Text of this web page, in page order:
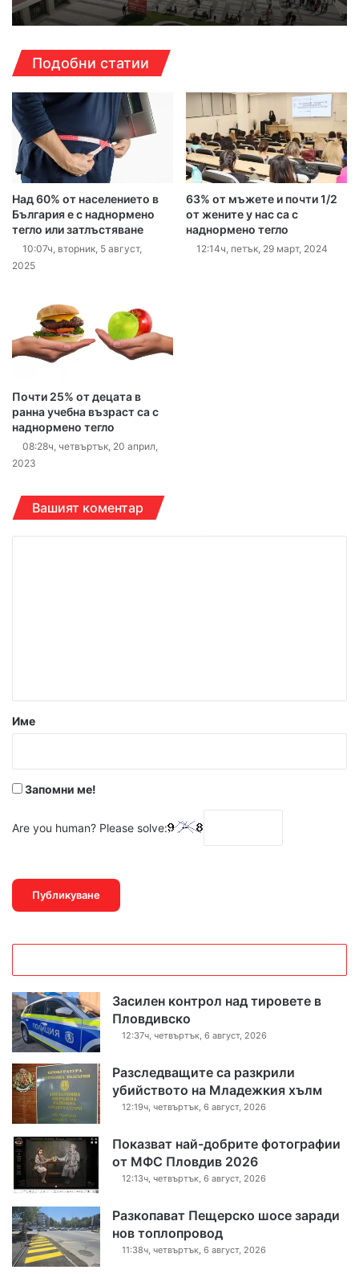
Подобни статии
Над 60% от населението в
България е с наднормено
тегло или затлъстяване
10:07ч, вторник, 5 август,
2025
63% от мъжете и почти 1/2
от жените у нас са с
наднормено тегло
12:14ч, петък, 29 март, 2024
Почти 25% от децата в
ранна учебна възраст са с
наднормено тегло
08:28ч, четвъртък, 20 април,
2023
Вашият коментар
р
Име
Запомни ме!
Are you human? Please solve:
Засилен контрол над тировете в
Пловдивско
12:37ч, четвъртък, 6 август, 2026
Разследващите са разкрили
убийството на Младежкия хълм
12:19ч, четвъртък, 6 август, 2026
Показват най-добрите фотографии
от МФС Пловдив 2026
12:13ч, четвъртък, 6 август, 2026
Разкопават Пещерско шосе заради
нов топлопровод
11:38ч, четвъртък, 6 август, 2026